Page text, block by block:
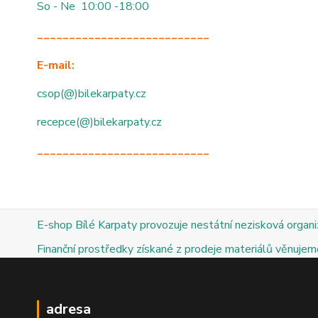
So - Ne 10:00 -18:00
___________________________
E-mail:
csop(@)bilekarpaty.cz
recepce(@)bilekarpaty.cz
___________________________
E-shop Bílé Karpaty provozuje nestátní nezisková
Finanční prostředky získané z prodeje materiálů
adresa